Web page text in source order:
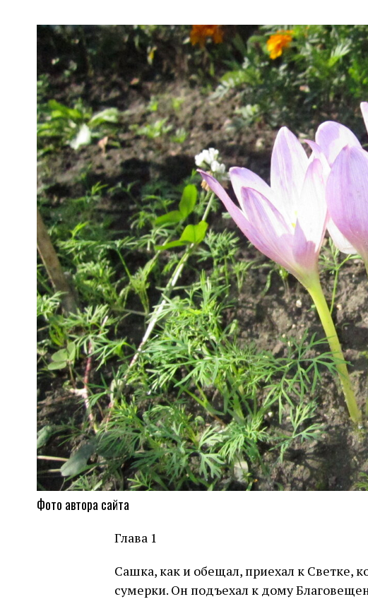
Фото автора сайта
Глава 1
Сашка, как и обещал, приехал к Светке,
сумерки. Он подъехал к дому